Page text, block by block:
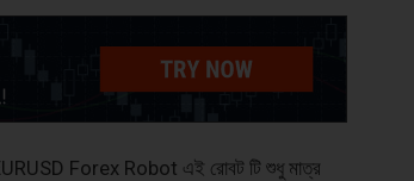
Forex Robot এই রোবট টি শুধু মাত্র